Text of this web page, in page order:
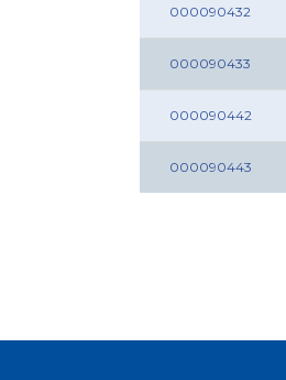
000090432
000090433
000090442
000090443